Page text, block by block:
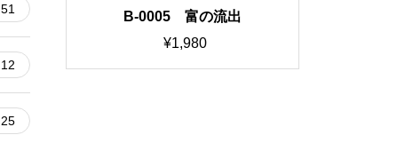
B-0005 富の流出
¥1,980
51
12
25